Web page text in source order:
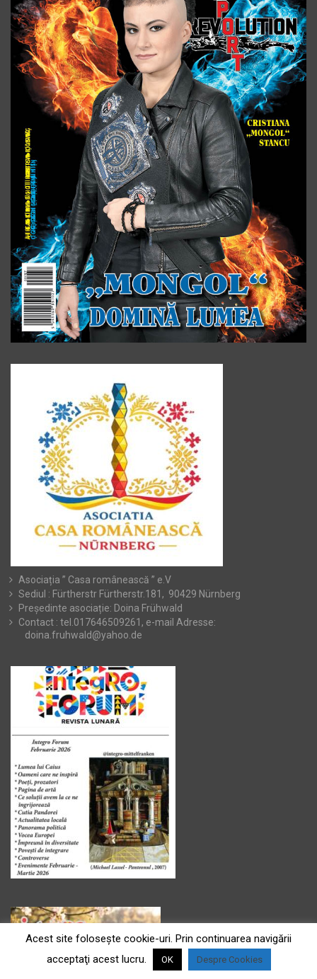
Asociația ” Casa românească ” e.V
Sediul : Fürtherstr Fürtherstr.181, 90429 Nürnberg
Președinte asociație: Doina Frühwald
Contact : tel.017646509261, e-mail Adresse:
doina.fruhwald@yahoo.de
Acest site foloseşte cookie-uri. Prin continuarea navigării
acceptaţi acest lucru.
OK Despre Cookies